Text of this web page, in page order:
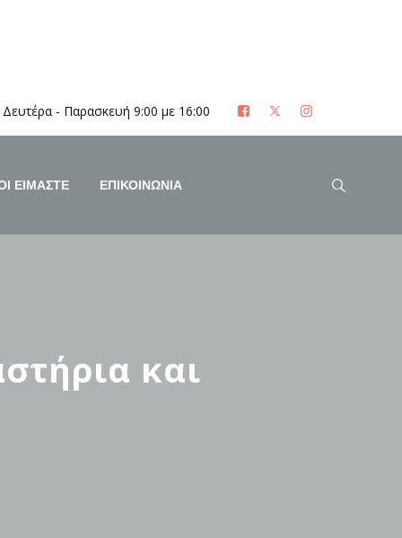
Δευτέρα - Παρασκευή 9:00 με 16:00
ΕΊΜΑΣΤΕ ΕΠΙΚΟΙΝΩΝΙΑ
και